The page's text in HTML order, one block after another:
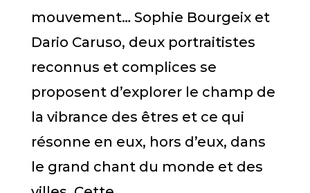
mouvement… Sophie Bourgeix et
Dario Caruso, deux portraitistes
reconnus et complices se
proposent d’explorer le champ de
la vibrance des êtres et ce qui
résonne en eux, hors d’eux, dans
le grand chant du monde et des